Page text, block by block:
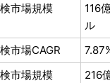
市場規模
116
ル
市場CAGR
市場規模
216